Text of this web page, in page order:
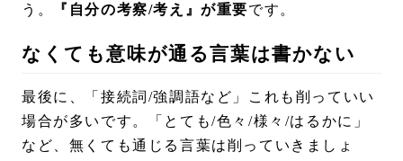
う。
『自分の考察/考え』が重要です。
なくても意味が通る言葉は書かない
最後に、「接続詞/強調語など」これも削っていい
場合が多いです。「とても/色々/様々/はるかに」
など、無くても通じる言葉は削っていきましょ